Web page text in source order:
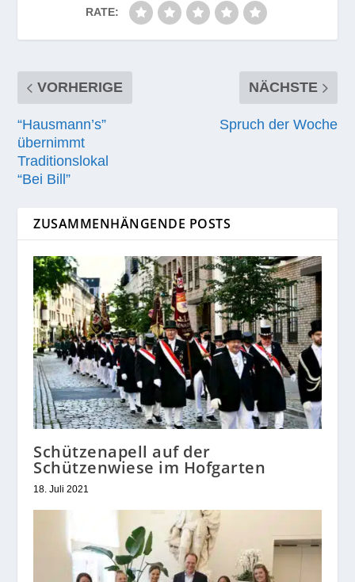
RATE:
VORHERIGE
“Hausmann’s”
übernimmt
Traditionslokal
“Bei Bill”
NÄCHSTE
Spruch der Woche
ZUSAMMENHÄNGENDE POSTS
Schützenapell auf der
Schützenwiese im Hofgarten
18. Juli 2021